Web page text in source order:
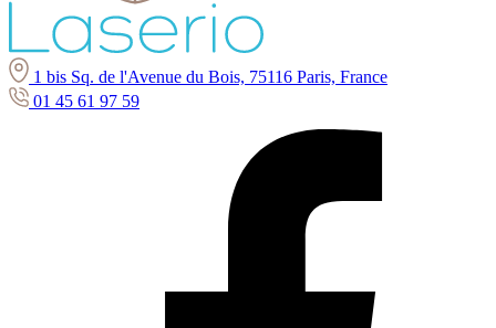
1 bis Sq. de l'Avenue du Bois, 75116 Paris, France
01 45 61 97 59